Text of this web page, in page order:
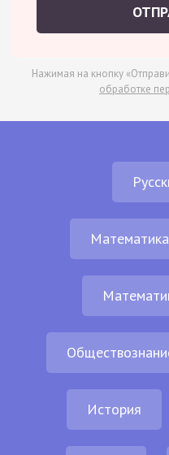
Нажимая на кнопку
обработке
История